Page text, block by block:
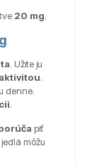
20 mg.
. Užite ju
.
denne.
.
piť
môžu